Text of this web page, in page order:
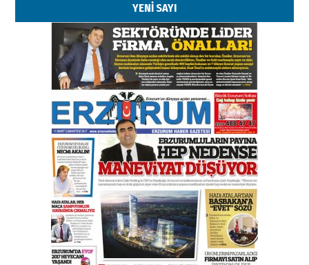
YENİ SAYI
Esat BİNDESEN
Başkan Sekmen’den Erzurum’a
bir vizyon proje daha!
02 Ağustos 2026 Pazar
Kadir SABUNCUOĞLU
Erzurumspor’un köşe taşları
29 Haziran 2026 Pazartesi